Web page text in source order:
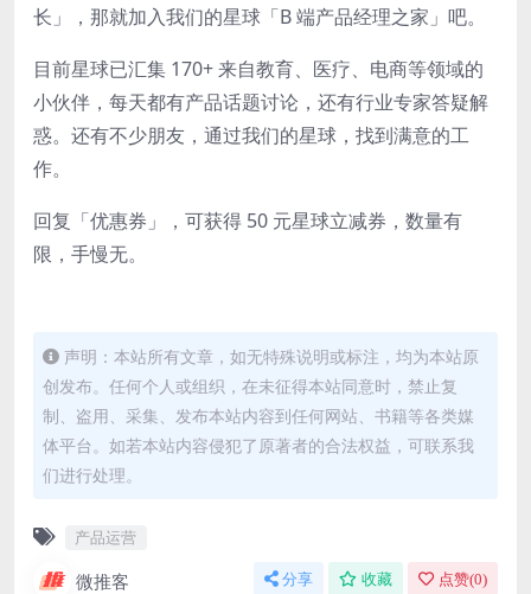
长 」，那就加入我们的星球「B 端产品经理之家」吧。
目前星球已汇集 170+来自教育、医疗、电商等领域的
小伙伴，每天都有产品话题讨论，还有行业专家答疑解
惑。 还有不少朋友，通过我们的星球，找到满意的工
作。
回复「优惠券 」，可获得 50 元星球立减券，数量有
限，手慢无。
声明：本站所有文章，如无特殊说明或标注，均为本站原
创发布。任何个人或组织，在未征得本站同意时，禁止复
制、盗用、采集、发布本站内容到任何网站、书籍等各类媒
体平台。如若本站内容侵犯了原著者的合法权益，可联系我
们进行处理。
产品运营
微推客 分享 收藏 点赞(0)